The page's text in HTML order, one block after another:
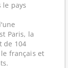
le pays
Paris, la
de 104
français et